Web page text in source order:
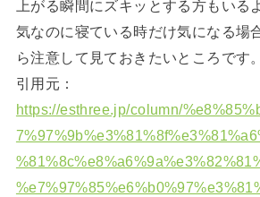
上がる瞬間にズキッとする方もいる
気なのに寝ている時だけ気になる場
ら注意して見ておきたいところです。
引用元：
https://esthree.jp/column/